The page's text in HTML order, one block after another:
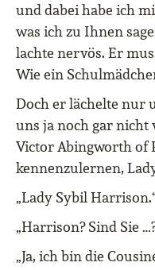
und dabei habe ich
was ich zu Ihnen
lachte nervös. Er
Wie ein
Doch er lächelte nur
uns ja noch gar nicht
Victor Abingworth of
kennenzulernen,
„Lady Sybil
„Harrison? Sind Sie
„Ja, ich bin die